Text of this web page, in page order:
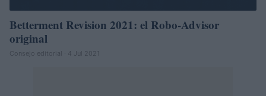
Betterment Revision 2021: el Robo-Advisor
original
Consejo editorial · 4 Jul 2021